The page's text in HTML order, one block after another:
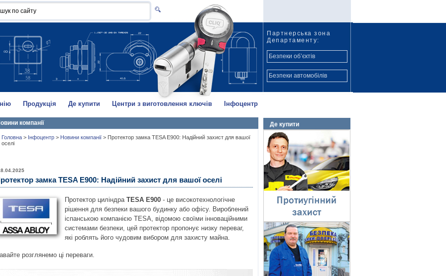
Партнерська зона
Департаменту:
Безпеки об’єктів
Безпеки автомобілів
Продукція Де купити Центри з виготовлення ключів Інфоцентр
компанії
Головна > Інфоцентр > Новини компанії > Протектор замка TESA E900: Надійний захист для вашої
оселі
замка TESA E900: Надійний захист для вашої оселі
Протектор циліндра TESA E900 - це високотехнологічне
рішення для безпеки вашого будинку або офісу. Вироблений
іспанською компанією TESA, відомою своїми інноваційними
системами безпеки, цей протектор пропонує низку переваг,
які роблять його чудовим вибором для захисту майна.
розглянемо ці переваги.
Де купити
Протиугінний захист
⇓
Захист майна
⇓